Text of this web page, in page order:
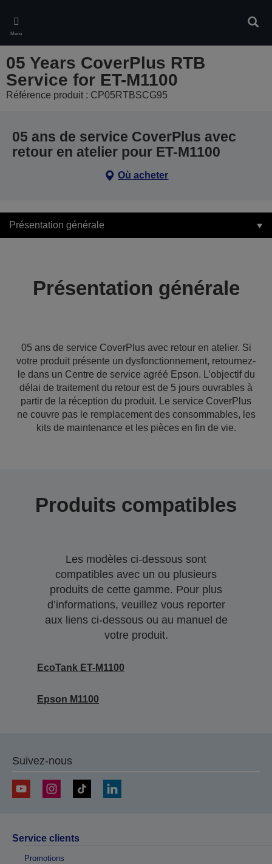
main
content
Menu
05 Years CoverPlus RTB
Service for ET-M1100
Référence produit : CP05RTBSCG95
05 ans de service CoverPlus avec
retour en atelier pour ET-M1100
Où acheter
Présentation générale
Présentation générale
05 ans de service CoverPlus avec retour en atelier. Si
votre produit présente un dysfonctionnement, retournez-
le dans un Centre de service agréé Epson. L’objectif du
délai de traitement du retour est de 5 jours ouvrables à
partir de la réception du produit. Le service CoverPlus
ne couvre pas le remplacement des consommables, les
kits de maintenance et les pièces en fin de vie.
Produits compatibles
Les modèles ci-dessous sont
compatibles avec un ou plusieurs
produits de cette gamme. Pour plus
d’informations, veuillez vous reporter
aux liens ci-dessous ou au manuel de
votre produit.
EcoTank ET-M1100
Epson M1100
Suivez-nous
Service clients
Promotions